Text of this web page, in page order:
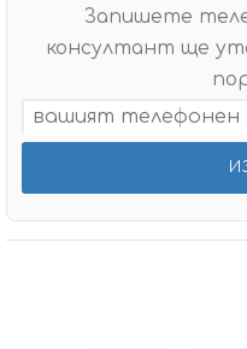
Запишете
консултант ще